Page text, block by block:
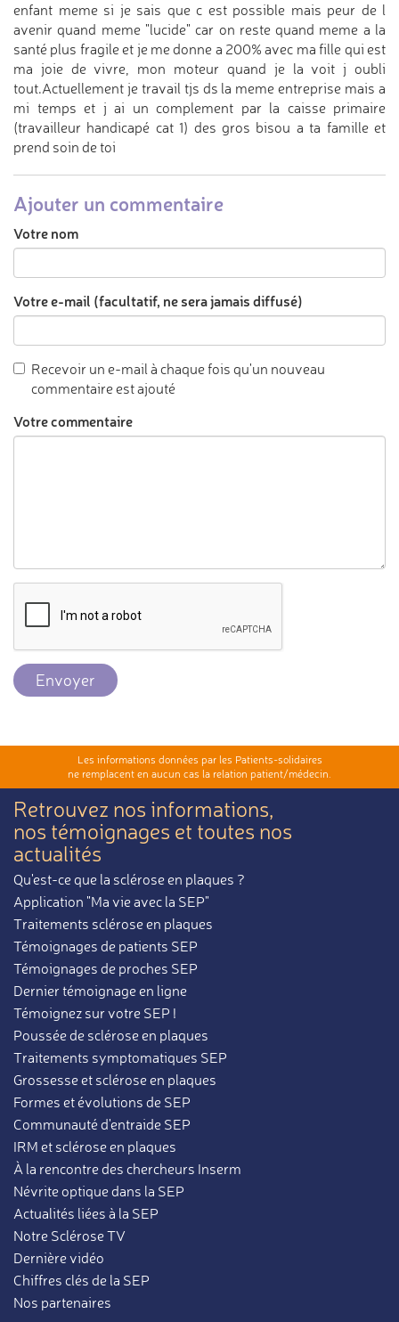
enfant meme si je sais que c est possible mais peur de l
avenir quand meme "lucide" car on reste quand meme a la
santé plus fragile et je me donne a 200% avec ma fille qui est
ma joie de vivre, mon moteur quand je la voit j oubli
tout.Actuellement je travail tjs ds la meme entreprise mais a
mi temps et j ai un complement par la caisse primaire
(travailleur handicapé cat 1) des gros bisou a ta famille et
prend soin de toi
Ajouter un commentaire
Votre nom
Votre e-mail (facultatif, ne sera jamais diffusé)
Recevoir un e-mail à chaque fois qu'un nouveau
commentaire est ajouté
Votre commentaire
Envoyer
Les informations données par les Patients-solidaires
ne remplacent en aucun cas la relation patient/médecin.
Retrouvez nos informations,
nos témoignages et toutes nos
actualités
Qu'est-ce que la sclérose en plaques ?
Application "Ma vie avec la SEP"
Traitements sclérose en plaques
Témoignages de patients SEP
Témoignages de proches SEP
Dernier témoignage en ligne
Témoignez sur votre SEP !
Poussée de sclérose en plaques
Traitements symptomatiques SEP
Grossesse et sclérose en plaques
Formes et évolutions de SEP
Communauté d'entraide SEP
IRM et sclérose en plaques
À la rencontre des chercheurs Inserm
Névrite optique dans la SEP
Actualités liées à la SEP
Notre Sclérose TV
Dernière vidéo
Chiffres clés de la SEP
Nos partenaires